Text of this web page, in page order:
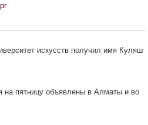
искусств получил имя Куляш
пятницу объявлены в Алматы и во